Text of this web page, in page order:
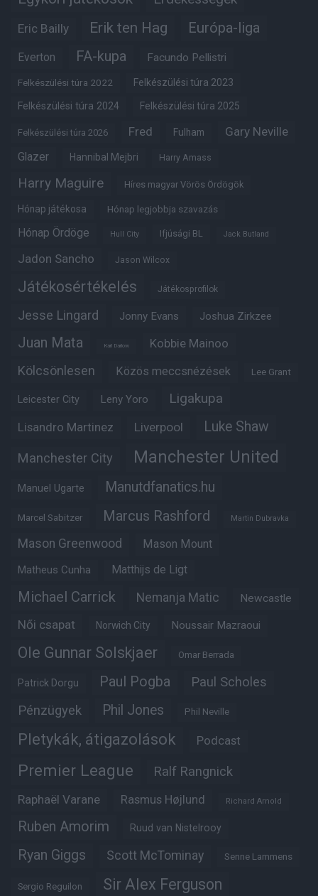
Eric Bailly Erik ten Hag Európa-liga
Everton FA-kupa Facundo Pellistri
Felkészülési túra 2022 Felkészülési túra 2023
Felkészülési túra 2024 Felkészülési túra 2025
Felkészülési túra 2026 Fred Fulham Gary Neville
Glazer Hannibal Mejbri Harry Amass
Harry Maguire Híres magyar Vörös Ördögök
Hónap játékosa Hónap legjobbja szavazás
Hónap Ördöge Hull City Ifjúsági BL Jack Butland
Jadon Sancho Jason Wilcox
Játékosértékelés Játékosprofilok
Jesse Lingard Jonny Evans Joshua Zirkzee
Juan Mata Karl Darlow Kobbie Mainoo
Kölcsönlesen Közös meccsnézések Lee Grant
Leicester City Leny Yoro Ligakupa
Lisandro Martinez Liverpool Luke Shaw
Manchester City Manchester United
Manuel Ugarte Manutdfanatics.hu
Marcel Sabitzer Marcus Rashford Martin Dubravka
Mason Greenwood Mason Mount
Matheus Cunha Matthijs de Ligt
Michael Carrick Nemanja Matic Newcastle
Női csapat Norwich City Noussair Mazraoui
Ole Gunnar Solskjaer Omar Berrada
Patrick Dorgu Paul Pogba Paul Scholes
Pénzügyek Phil Jones Phil Neville
Pletykák, átigazolások Podcast
Premier League Ralf Rangnick
Raphaël Varane Rasmus Højlund Richard Arnold
Ruben Amorim Ruud van Nistelrooy
Ryan Giggs Scott McTominay Senne Lammens
Sergio Reguilon Sir Alex Ferguson